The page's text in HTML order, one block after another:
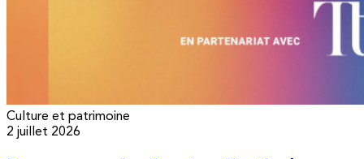
Culture et patrimoine
2 juillet 2026